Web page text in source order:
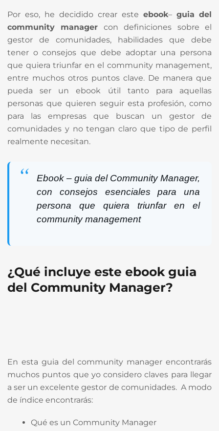
Por eso, he decidido crear este ebook– guia del
community manager con definiciones sobre el
gestor de comunidades, habilidades que debe
tener o consejos que debe adoptar una persona
que quiera triunfar en el community management,
entre muchos otros puntos clave. De manera que
pueda ser un ebook útil tanto para aquellas
personas que quieren seguir esta profesión, como
para las empresas que buscan un gestor de
comunidades y no tengan claro que tipo de perfil
realmente necesitan.
Ebook – guia del Community Manager,
con consejos esenciales para una
persona que quiera triunfar en el
community management
¿Qué incluye este ebook guia
del Community Manager?
En esta guia del community manager encontrarás
muchos puntos que yo considero claves para llegar
a ser un excelente gestor de comunidades. A modo
de índice encontrarás:
Qué es un Community Manager